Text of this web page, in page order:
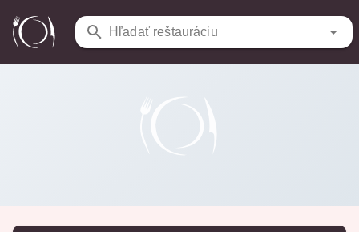
Hľadať reštauráciu
Reštaurácie / Hradná Hviezda